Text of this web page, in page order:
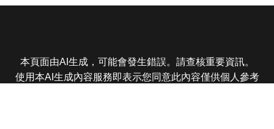
本頁面由AI生成，可能會發生錯誤。請查核重要資訊。
使用本AI生成內容服務即表示您同意此內容僅供個人參考